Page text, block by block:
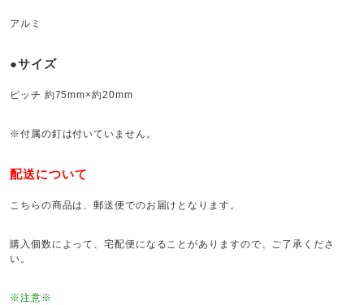
アルミ
●サイズ
ピッチ 約75mm×約20mm
※付属の釘は付いていません。
配送について
こちらの商品は、郵送便でのお届けとなります。
購入個数によって、宅配便になることがありますので、ご了承くださ
い。
※注意※